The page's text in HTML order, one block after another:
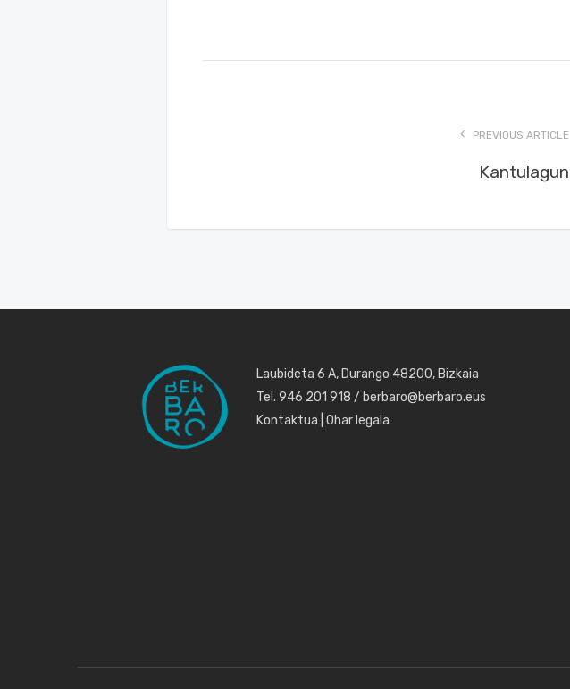
PREVIOUS ARTICLE
Kantulagun
Laubideta 6 A, Durango 48200, Bizkaia
Tel. 946 201 918 / berbaro@berbaro.eus
Kontaktua Ohar legala